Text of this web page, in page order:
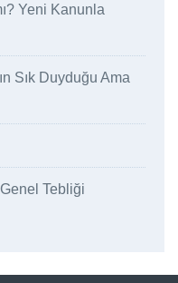
Yeni Kanunla
Sık Duyduğu Ama
Tebliği